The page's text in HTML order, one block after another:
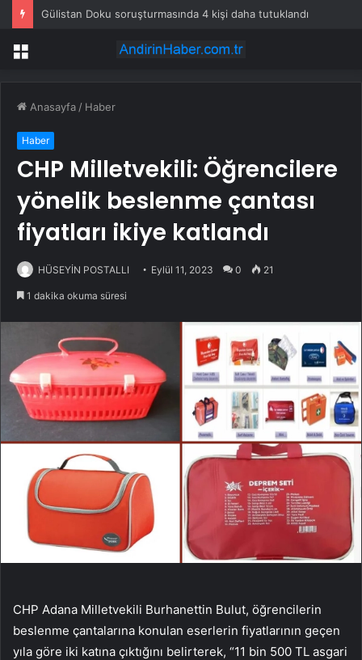
Gülistan Doku soruşturmasında 4 kişi daha tutuklandı
Menü
Anasayfa / Haber
Haber
CHP Milletvekili: Öğrencilere
yönelik beslenme çantası
fiyatları ikiye katlandı
HÜSEYİN POSTALLI Eylül 11, 2023 0 21
1 dakika okuma süresi
CHP Adana Milletvekili Burhanettin Bulut, öğrencilerin
beslenme çantalarına konulan eserlerin fiyatlarının geçen
yıla göre iki katına çıktığını belirterek, “11 bin 500 TL asgari